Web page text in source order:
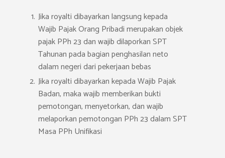
Jika royalti dibayarkan langsung kepada
Wajib Pajak Orang Pribadi merupakan objek
pajak PPh 23 dan wajib dilaporkan SPT
Tahunan pada bagian penghasilan neto
dalam negeri dari pekerjaan bebas
Jika royalti dibayarkan kepada Wajib Pajak
Badan, maka wajib memberikan bukti
pemotongan, menyetorkan, dan wajib
melaporkan pemotongan PPh 23 dalam SPT
Masa PPh Unifikasi